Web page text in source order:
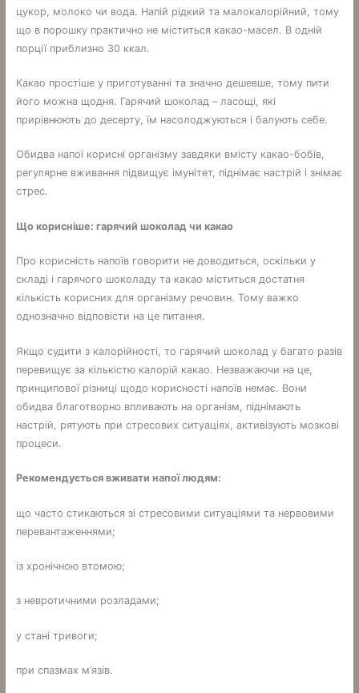
цукор, молоко чи вода. Напій рідкий та малокалорійний, тому
що в порошку практично не міститься какао-масел. В одній
порції приблизно 30 ккал.
Какао простіше у приготуванні та значно дешевше, тому пити
його можна щодня. Гарячий шоколад – ласощі, які
прирівнюють до десерту, їм насолоджуються і балують себе.
Обидва напої корисні організму завдяки вмісту какао-бобів,
регулярне вживання підвищує імунітет, піднімає настрій і знімає
стрес.
Що корисніше: гарячий шоколад чи какао
Про корисність напоїв говорити не доводиться, оскільки у
складі і гарячого шоколаду та какао міститься достатня
кількість корисних для організму речовин. Тому важко
однозначно відповісти на це питання.
Якщо судити з калорійності, то гарячий шоколад у багато разів
перевищує за кількістю калорій какао. Незважаючи на це,
принципової різниці щодо корисності напоїв немає. Вони
обидва благотворно впливають на організм, піднімають
настрій, рятують при стресових ситуаціях, активізують мозкові
процеси.
Рекомендується вживати напої людям:
що часто стикаються зі стресовими ситуаціями та нервовими
перевантаженнями;
із хронічною втомою;
з невротичними розладами;
у стані тривоги;
при спазмах м’язів.